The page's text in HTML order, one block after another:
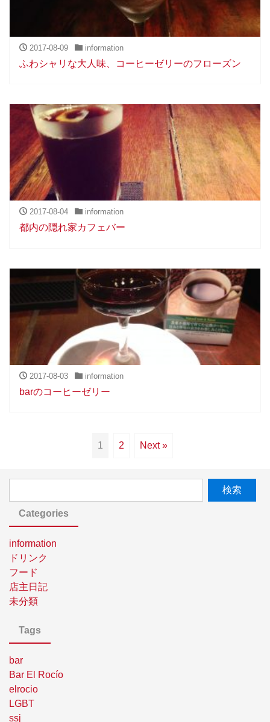
2017-08-09 information
ふわシャリな大人味、コーヒーゼリーのフローズン
2017-08-04 information
都内の隠れ家カフェバー
2017-08-03 information
barのコーヒーゼリー
1 2 Next »
Categories
information
ドリンク
フード
店主日記
未分類
Tags
bar
Bar El Rocío
elrocio
LGBT
ssj